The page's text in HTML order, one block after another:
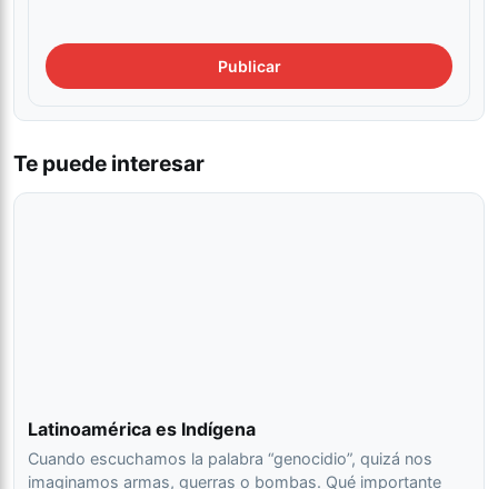
Te puede interesar
Latinoamérica es Indígena
Cuando escuchamos la palabra “genocidio”, quizá nos
imaginamos armas, guerras o bombas. Qué importante